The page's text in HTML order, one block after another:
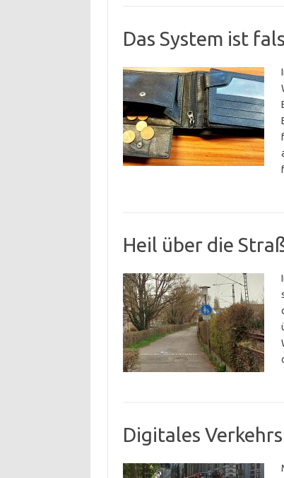
Das System ist
Heil über die
Digitales